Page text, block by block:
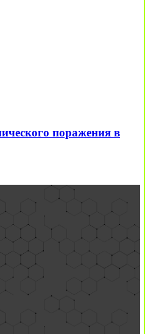
поражения в